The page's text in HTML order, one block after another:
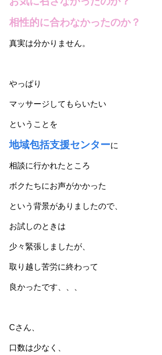
相性的に合わなかったのか？
真実は分かりません。
やっぱり
マッサージしてもらいたい
ということを
地域包括支援センターに
相談に行かれたところ
ボクたちにお声がかかった
という背景がありましたので、
お試しのときは
少々緊張しましたが、
取り越し苦労に終わって
良かったです、、、
Cさん、
口数は少なく、